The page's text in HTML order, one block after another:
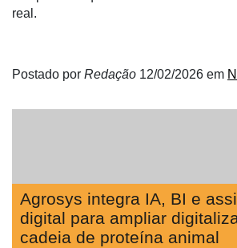
Néctar
Lean
CHB
real.
Postado por Redação 12/02/2026 em
Agrosys integra IA, BI e
digital para ampliar
cadeia de proteína animal